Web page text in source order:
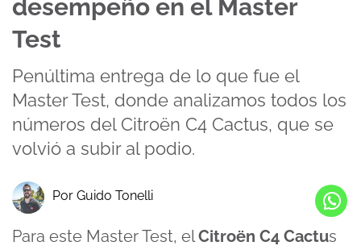
desempeño en el Master
Test
Penúltima entrega de lo que fue el
Master Test, donde analizamos todos los
números del Citroën C4 Cactus, que se
volvió a subir al podio.
Por Guido Tonelli
Para este Master Test, elCitroën C4 Cactus